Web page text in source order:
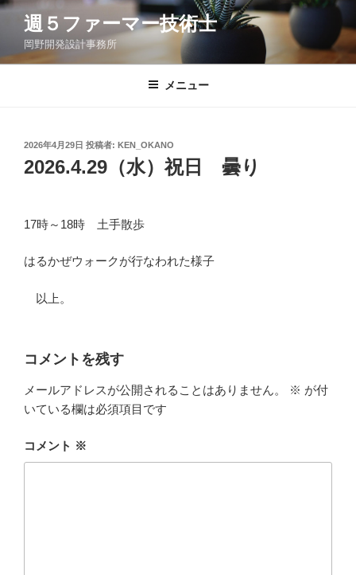
コ
ン
週５ファーマー技術士
岡野開発設計事務所
メニュー
投
稿
日:
2026年4月29日 投稿者: KEN_OKANO
2026.4.29（水）祝日 曇り
17時～18時 土手散歩
はるかぜウォークが行なわれた様子
以上。
コメントを残す
メールアドレスが公開されることはありません。 ※ が付
いている欄は必須項目です
コメント ※